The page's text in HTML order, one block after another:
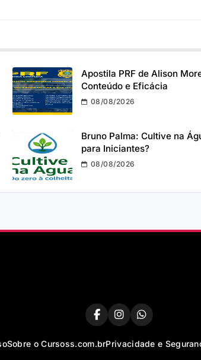
Apostila PRF de Alison
Conteúdo e Eficácia
08/08/2026
Bruno Palma: Cultive na
para Iniciantes?
08/08/2026
Sobre o Cursoss.com.brPrivacidade e